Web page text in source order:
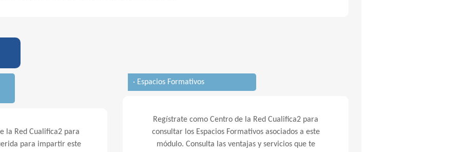
la Red Cualifica2 para
para impartir este
· Espacios Formativos
Regístrate como Centro de la Red Cualifica2 para
consultar los Espacios Formativos asociados a este
módulo. Consulta las ventajas y servicios que te